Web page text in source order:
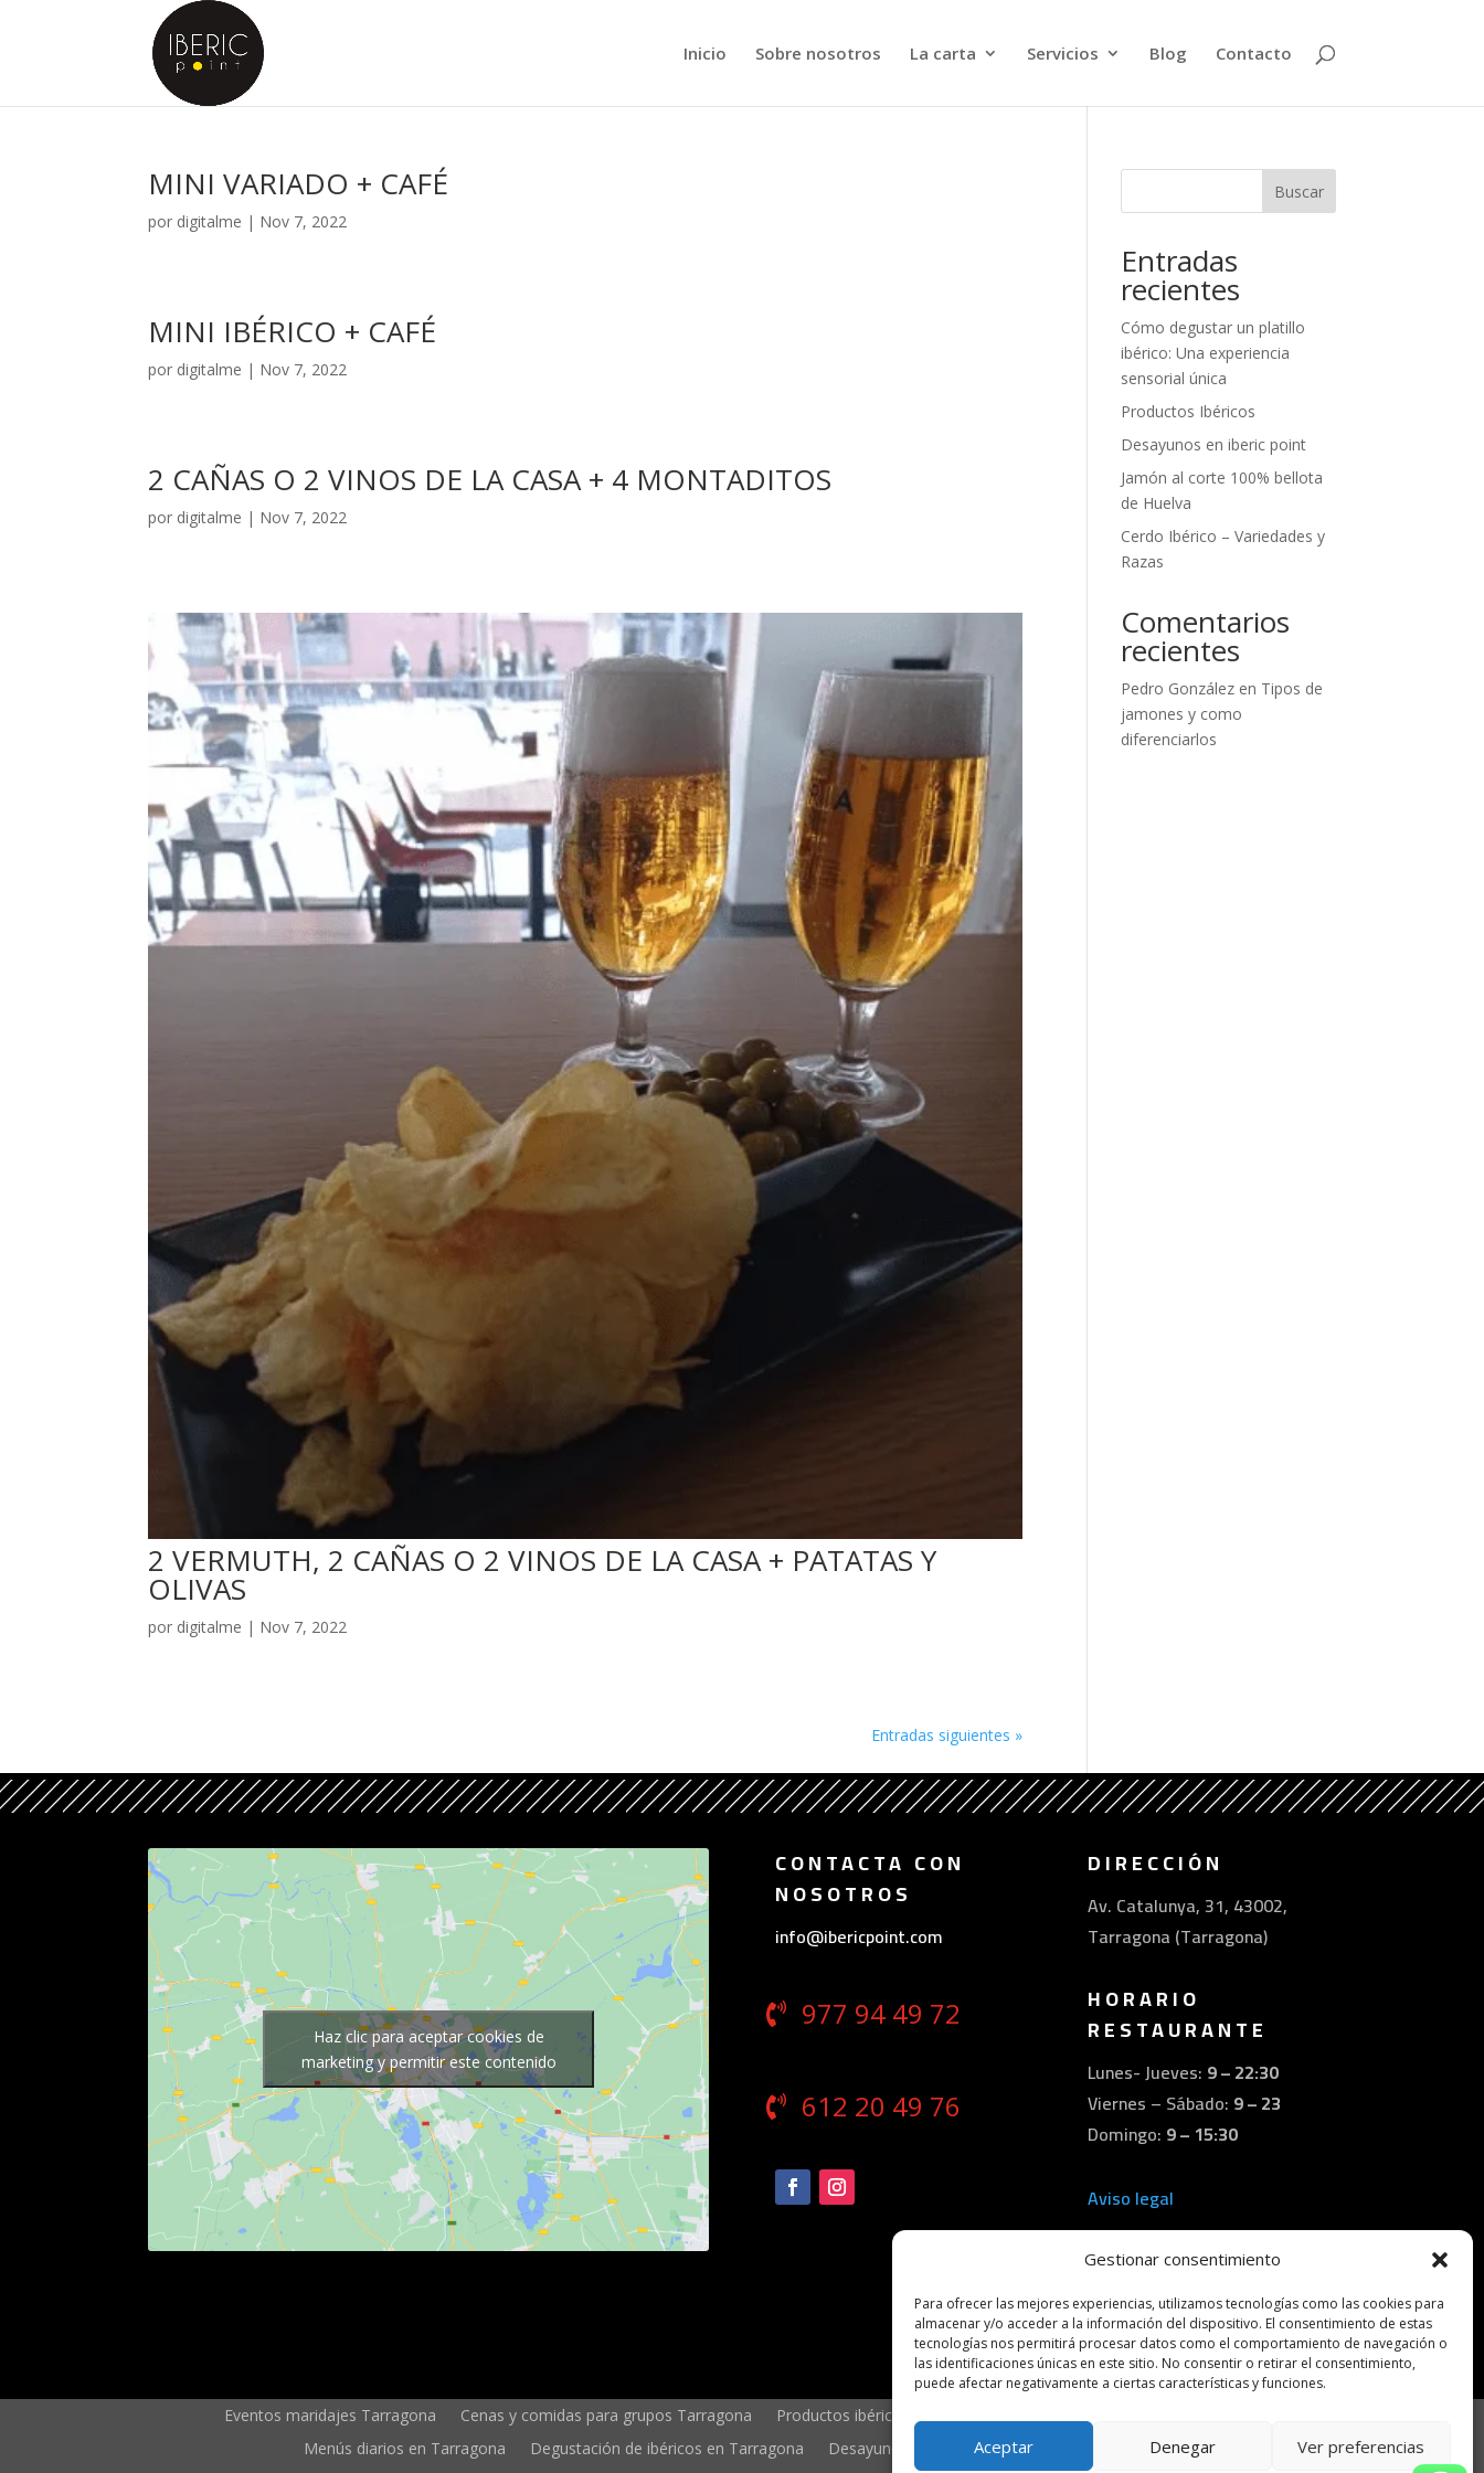
Gestionar consentimiento
Para ofrecer las mejores experiencias, utilizamos tecnologías como las cookies para
almacenar y/o acceder a la información del dispositivo. El consentimiento de estas
tecnologías nos permitirá procesar datos como el comportamiento de navegación o
las identificaciones únicas en este sitio. No consentir o retirar el consentimiento,
puede afectar negativamente a ciertas características y funciones.
Aceptar Denegar Ver preferencias
Inicio Sobre nosotros La carta Servicios Blog Contacto
MINI VARIADO + CAFÉ
por digitalme | Nov 7, 2022
MINI IBÉRICO + CAFÉ
por digitalme | Nov 7, 2022
2 CAÑAS O 2 VINOS DE LA CASA + 4 MONTADITOS
por digitalme | Nov 7, 2022
2 VERMUTH, 2 CAÑAS O 2 VINOS DE LA CASA + PATATAS Y
OLIVAS
por digitalme | Nov 7, 2022
Entradas siguientes »
Buscar
Entradas
recientes
Cómo degustar un platillo
ibérico: Una experiencia
sensorial única
Productos Ibéricos
Desayunos en iberic point
Jamón al corte 100% bellota
de Huelva
Cerdo Ibérico – Variedades y
Razas
Comentarios
recientes
Pedro González en Tipos de
jamones y como
diferenciarlos
Haz clic para aceptar cookies de
marketing y permitir este contenido
CONTACTA CON
NOSOTROS
info@ibericpoint.com
977 94 49 72
612 20 49 76
DIRECCIÓN
Av. Catalunya, 31, 43002,
Tarragona (Tarragona)
HORARIO
RESTAURANTE
Lunes- Jueves: 9 – 22:30
Viernes – Sábado: 9 – 23
Domingo: 9 – 15:30
Aviso legal
Política de cookies
Declaración de privacidad
Eventos maridajes Tarragona Cenas y comidas para grupos Tarragona Productos ibéricos en Tarragona
Menús diarios en Tarragona
Degustación de ibéricos en Tarragona Desayunos en Tarragona
Tapas en Tarragona